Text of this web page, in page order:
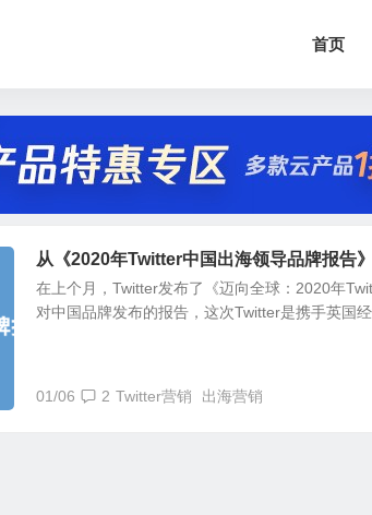
首页
从《2020年Twitter中国出海领导品牌报告
在上个月，Twitter发布了《迈向全球：2020年
对中国品牌发布的报告，这次Twitter是携手英国
01/06 2 Twitter营销 出海营销